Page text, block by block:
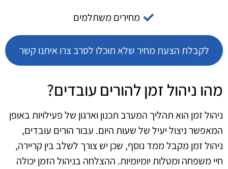
מחירים משתלמים
לקבלת הצעת מחיר שלא תוכלו לסרב צרו איתנו קשר
מהו ניהול זמן להורים עובדים?
ניהול זמן הוא תהליך המערב תכנון וארגון של פעילויות באופן
המאפשר ניצול יעיל של שעות היום. עבור הורים עובדים,
ניהול זמן מקבל ממד נוסף, שכן יש צורך לשלב בין קריירה,
חיי משפחה ומטלות יומיומיות. ההצלחה בניהול הזמן יכולה